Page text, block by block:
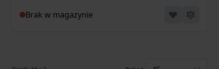
Brak w magazynie